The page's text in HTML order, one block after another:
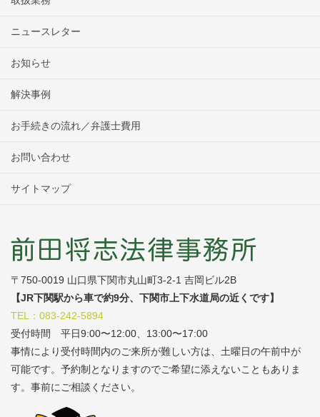
ニュースレター
お知らせ
解決事例
お手続きの流れ／弁護士費用
お問い合わせ
サイトマップ
〒750-0019 山口県下関市丸山町3-2-1 吉岡ビル2B
【JR下関駅から車で約9分、下関市上下水道局の近くです】
TEL：083-242-5894
受付時間 平日9:00〜12:00、13:00〜17:00
事情により受付時間内のご来所が難しい方は、土曜日の午前中が
可能です。予約制となりますのでご希望に添えないこともありま
す。事前にご相談ください。